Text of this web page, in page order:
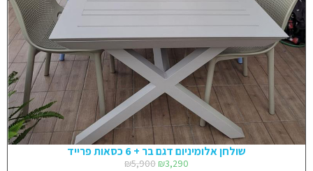
שולחן אלומיניום דגם בר + 6 כסאות פרייד
₪5,900 ₪3,290